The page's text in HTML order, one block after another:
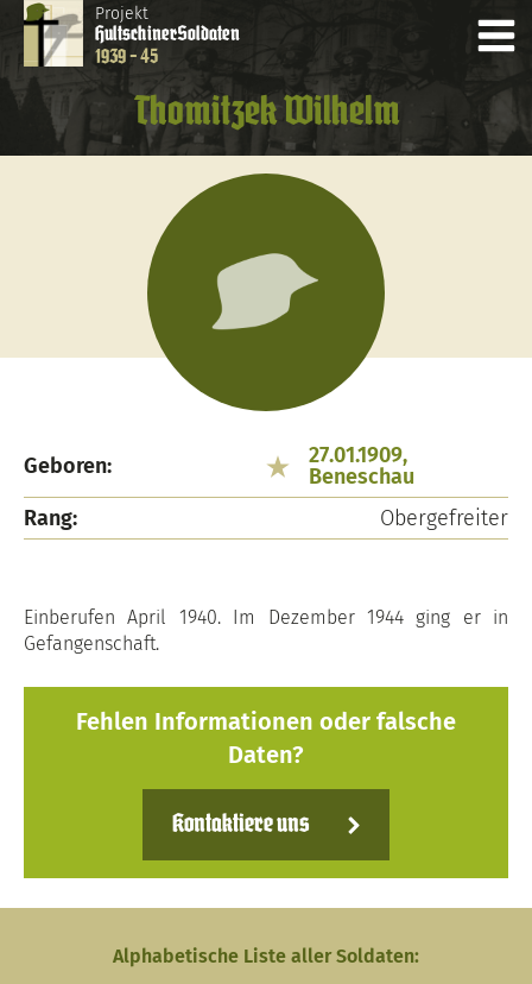
Projekt
HultschinerSoldaten
1939 - 45
Thomitzek Wilhelm
Geboren:
27.01.1909,
Beneschau
Rang:
Obergefreiter
Einberufen April 1940. Im Dezember 1944 ging er in
Gefangenschaft.
Fehlen Informationen oder falsche
Daten?
Kontaktiere uns
Alphabetische Liste aller Soldaten: